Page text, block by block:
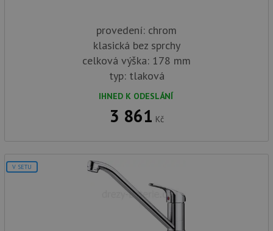
provedení: chrom
klasická bez sprchy
celková výška: 178 mm
typ: tlaková
IHNED K ODESLÁNÍ
3 861 Kč
V SETU